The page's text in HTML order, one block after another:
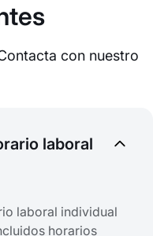
con nuestro
laboral
laboral individual
horarios